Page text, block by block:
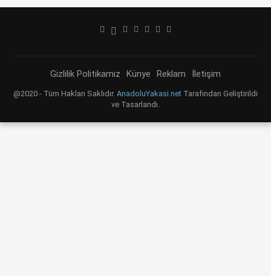
Gizlilik Politikamız Künye Reklam İletişim
@2020 - Tüm Hakları Saklıdır. AnadoluYakasi.net Tarafından Geliştirildi
ve Tasarlandı.